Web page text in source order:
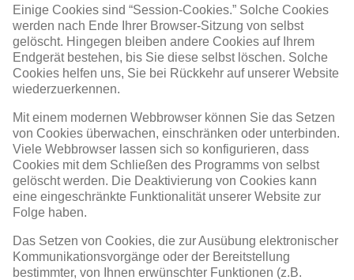
Einige Cookies sind “Session-Cookies.” Solche Cookies
werden nach Ende Ihrer Browser-Sitzung von selbst
gelöscht. Hingegen bleiben andere Cookies auf Ihrem
Endgerät bestehen, bis Sie diese selbst löschen. Solche
Cookies helfen uns, Sie bei Rückkehr auf unserer Website
wiederzuerkennen.
Mit einem modernen Webbrowser können Sie das Setzen
von Cookies überwachen, einschränken oder unterbinden.
Viele Webbrowser lassen sich so konfigurieren, dass
Cookies mit dem Schließen des Programms von selbst
gelöscht werden. Die Deaktivierung von Cookies kann
eine eingeschränkte Funktionalität unserer Website zur
Folge haben.
Das Setzen von Cookies, die zur Ausübung elektronischer
Kommunikationsvorgänge oder der Bereitstellung
bestimmter, von Ihnen erwünschter Funktionen (z.B.